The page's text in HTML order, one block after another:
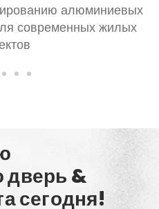
дверей для спальни
и
&
сегодня!
двери, окна, или